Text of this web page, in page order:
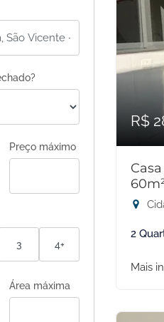
Preço máximo
3 4+
Área máxima
R$
2
Mais